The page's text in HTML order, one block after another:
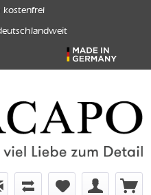
kostenfrei